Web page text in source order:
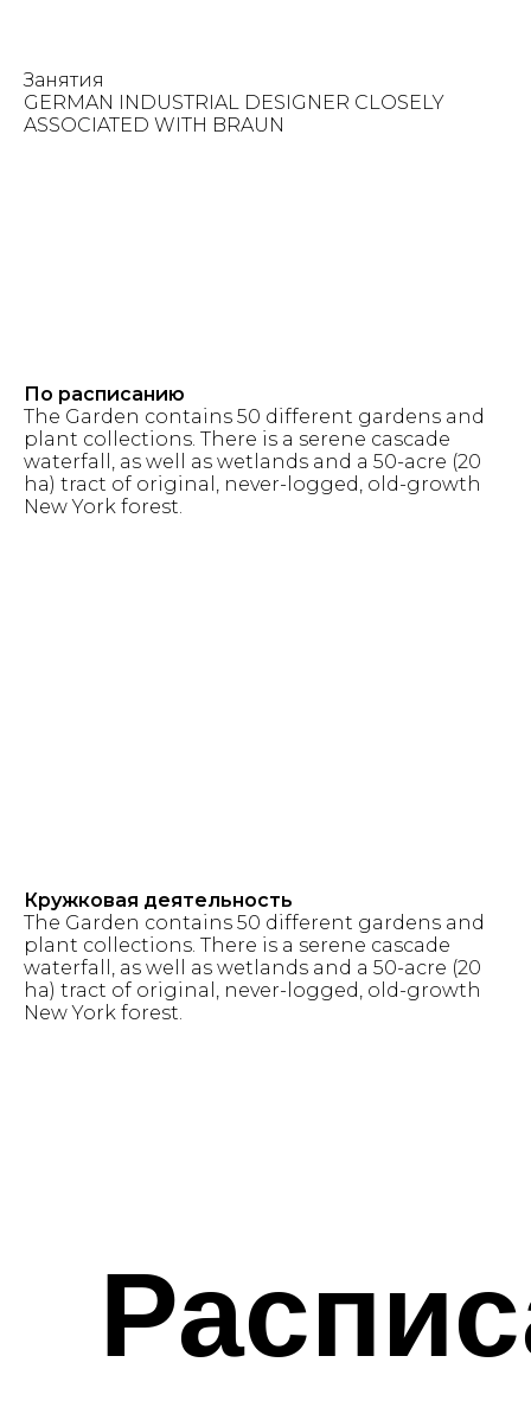
Занятия
GERMAN INDUSTRIAL DESIGNER CLOSELY
ASSOCIATED WITH BRAUN
По расписанию
The Garden contains 50 different gardens and
plant collections. There is a serene cascade
waterfall, as well as wetlands and a 50-acre (20
ha) tract of original, never-logged, old-growth
New York forest.
Кружковая деятельность
The Garden contains 50 different gardens and
plant collections. There is a serene cascade
waterfall, as well as wetlands and a 50-acre (20
ha) tract of original, never-logged, old-growth
New York forest.